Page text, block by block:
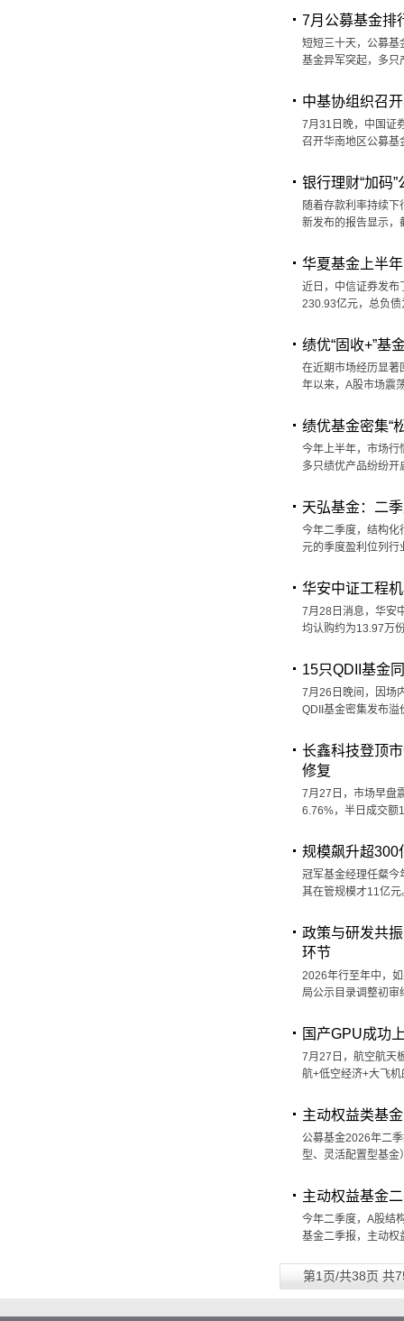
7月公募基金排
短短三十天，公募基
基金异军突起，多
中基协组织召
7月31日晚，中国证
召开华南地区公募
银行理财“加码
随着存款利率持续
新发布的报告显示
华夏基金上半
近日，中信证券发布
230.93亿元，总负
绩优“固收+”基
在近期市场经历显著
年以来，A股市场震
绩优基金密集“
今年上半年，市场行
多只绩优产品纷纷
天弘基金：二
今年二季度，结构化
元的季度盈利位列
华安中证工程
7月28日消息，华安
均认购约为13.97万
15只QDII基金
7月26日晚间，因场
QDII基金密集发布
长鑫科技登顶
修复
7月27日，市场早盘
6.76%，半日成交额
规模飙升超300
冠军基金经理任粲今
其在管规模才11亿
政策与研发共
环节
2026年行至年中，
局公示目录调整初
国产GPU成功
7月27日，航空航天
航+低空经济+大飞
主动权益类基
公募基金2026年二
型、灵活配置型基
主动权益基金
今年二季度，A股结
基金二季报，主动
第1页/共38页 共